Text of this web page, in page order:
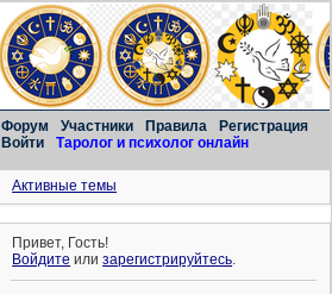
Форум Участники Правила
Регистрация
Войти
Таролог и психолог онлайн
Активные темы
Привет, Гость!
Войдите илизарегистрируйтесь.